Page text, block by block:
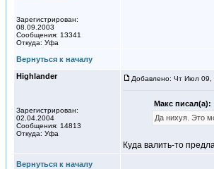
Зарегистрирован:
08.09.2003
Сообщения: 13341
Откуда: Уфа
Вернуться к началу
Highlander
Зарегистрирован:
02.04.2004
Сообщения: 14813
Откуда: Уфа
Добавлено: Чт Июл 09,
Макс писал(а):
Да нихуя. Это
Куда валить-то
Вернуться к началу